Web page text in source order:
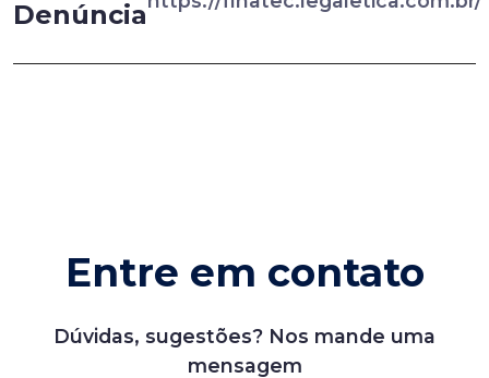
Denúncia
Entre em contato
Dúvidas, sugestões? Nos mande uma
mensagem